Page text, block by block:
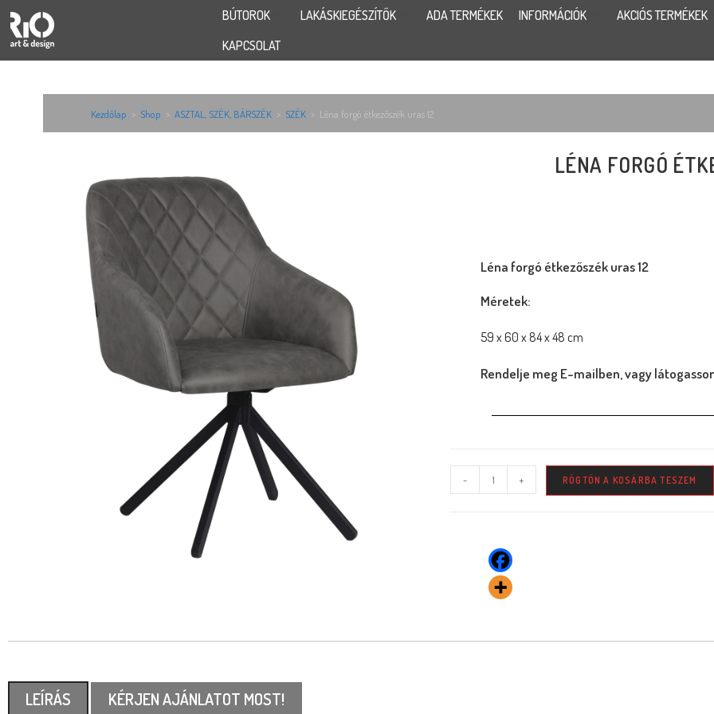
BÚTOROK LAKÁSKIEGÉSZÍTŐK ADA TERMÉKEK INFORMÁCIÓK AKCIÓS TERMÉKEK
KAPCSOLAT
Kezdőlap > Shop > ASZTAL, SZÉK, BÁRSZÉK > SZÉK > Léna forgó étkezőszék uras 12
LÉNA FORGÓ
Léna forgó étkezőszék uras 12
Méretek:
59 x 60 x 84 x 48 cm
Rendelje meg E-mailben, vagy
- + RÖGTÖN A KOSÁRBA TESZEM
LEÍRÁS KÉRJEN AJÁNLATOT MOST!